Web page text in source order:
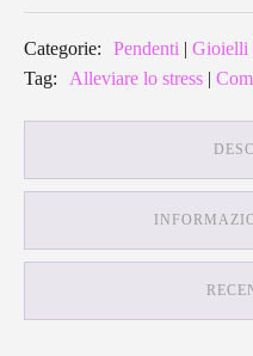
Categorie: Pendenti | Gioielli
Tag:
Alleviare lo stress |